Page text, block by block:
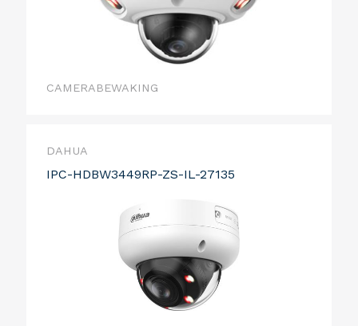
CAMERABEWAKING
DAHUA
IPC-HDBW3449RP-ZS-IL-27135